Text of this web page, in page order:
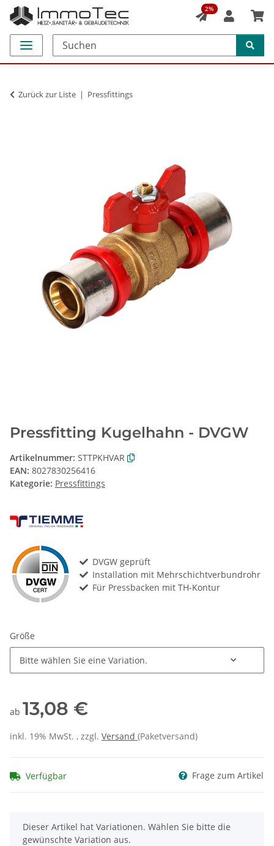
2%
Zurück zur Liste Pressfittings
Pressfitting Kugelhahn - DVGW
Artikelnummer: STTPKHVAR
EAN: 8027830256416
Kategorie: Pressfittings
DVGW geprüft
Installation mit Mehrschichtverbundrohr
Für Pressbacken mit TH-Kontur
Größe
Bitte wählen Sie eine Variation.
ab 13,08 €
inkl. 19% MwSt. , zzgl. Versand (Paketversand)
Verfügbar Frage zum Artikel
x
Dieser Artikel hat Variationen. Wählen Sie bitte die
gewünschte Variation aus.